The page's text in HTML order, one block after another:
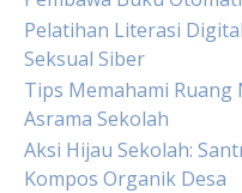
Pelatihan Literasi
Seksual Siber
Tips Memahami
Asrama Sekolah
Aksi Hijau Sekolah:
Kompos Organik Desa